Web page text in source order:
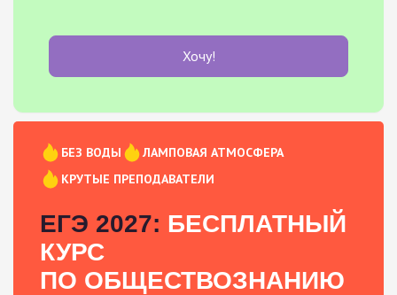
Хочу!
БЕЗ ВОДЫ
ЛАМПОВАЯ АТМОСФЕРА
КРУТЫЕ ПРЕПОДАВАТЕЛИ
ЕГЭ 2027: БЕСПЛАТНЫЙ
КУРС
ПО ОБЩЕСТВОЗНАНИЮ